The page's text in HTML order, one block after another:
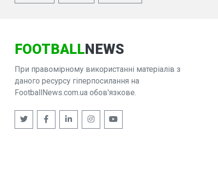
FOOTBALLNEWS
При правомірному використанні матеріалів з
даного ресурсу гіперпосилання на
FootballNews.com.ua обов'язкове.